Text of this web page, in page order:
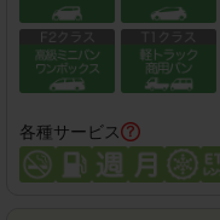
各種サービス